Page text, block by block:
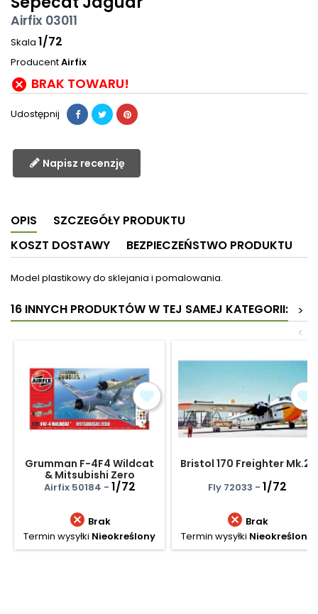
Airfix 03011
Skala 1/72
ProducentAirfix
 BRAK TOWARU!
Udostępnij
Napisz recenzję
OPIS
SZCZEGÓŁY PRODUKTU
KOSZT DOSTAWY
BEZPIECZEŃSTWO PRODUKTU
Model plastikowy do sklejania i pomalowania.
16 INNYCH PRODUKTÓW W TEJ SAMEJ KATEGORII:
>
<
Grumman F-4F4 Wildcat
& Mitsubishi Zero
Dogfight Double - zestaw
Airfix 50184 - 1/72
 Brak
Termin wysyłki Nieokreślony
Bristol 170 Freighter Mk.21
Fly 72033 - 1/72
 Brak
Termin wysyłki Nieokreślony